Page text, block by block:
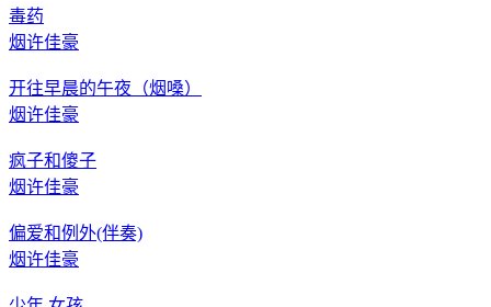
毒药
烟许佳豪
开往早晨的午夜（烟嗓）
烟许佳豪
疯子和傻子
烟许佳豪
偏爱和例外(伴奏)
烟许佳豪